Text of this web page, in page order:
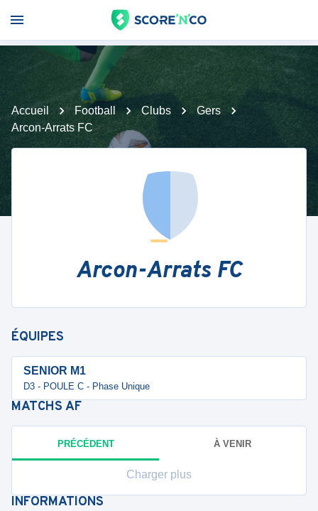
Accueil Football Clubs
Gers
Arcon-Arrats FC
Arcon-Arrats FC
ÉQUIPES
SENIOR M1
D3 - POULE C - Phase Unique
MATCHS AF
PRÉCÉDENT À VENIR
Charger plus
INFORMATIONS